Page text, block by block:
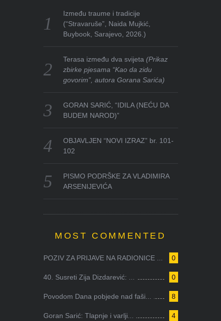
Između traume i tradicije
(“Stravaruše”, Naida Mujkić,
Buybook, Sarajevo, 2026.)
Terasa između dva svijeta(Prikaz
zbirke pjesama “Kao da zidu
govorim”, autora Gorana Sarića)
GORAN SARIĆ, “IDILA (NEĆU DA
BUDEM NAROD)”
OBJAVLJEN “NOVI IZRAZ” br. 101-
102
PISMO PODRŠKE ZA VLADIMIRA
ARSENIJEVIĆA
MOST COMMENTED
0
POZIV ZA PRIJAVE NA RADIONICE ...
0
40. Susreti Zija Dizdarević: ...
8
Povodom Dana pobjede nad faši...
4
Goran Sarić: Tlapnje i varlji...